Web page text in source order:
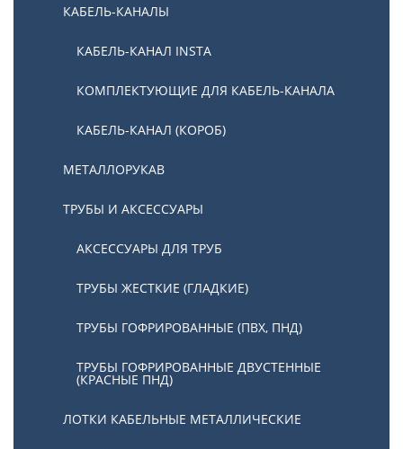
КАБЕЛЬ-КАНАЛЫ
КАБЕЛЬ-КАНАЛ INSTA
КОМПЛЕКТУЮЩИЕ ДЛЯ КАБЕЛЬ-КАНАЛА
КАБЕЛЬ-КАНАЛ (КОРОБ)
МЕТАЛЛОРУКАВ
ТРУБЫ И АКСЕССУАРЫ
АКСЕССУАРЫ ДЛЯ ТРУБ
ТРУБЫ ЖЕСТКИЕ (ГЛАДКИЕ)
ТРУБЫ ГОФРИРОВАННЫЕ (ПВХ, ПНД)
ТРУБЫ ГОФРИРОВАННЫЕ ДВУСТЕННЫЕ
(КРАСНЫЕ ПНД)
ЛОТКИ КАБЕЛЬНЫЕ МЕТАЛЛИЧЕСКИЕ